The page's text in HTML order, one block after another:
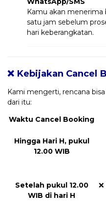
Kamu akan menerima
satu jam sebelum
hari keberangkatan.
❌ Kebijakan Cancel
Kami mengerti, rencana
dari itu:
Waktu Cancel Booking
Hingga Hari H, pukul
12.00 WIB
Setelah pukul 12.00
WIB di hari H
❌